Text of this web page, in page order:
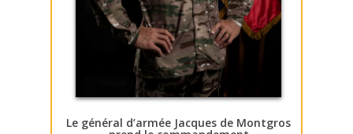
Le général d’armée Jacques de Montgros